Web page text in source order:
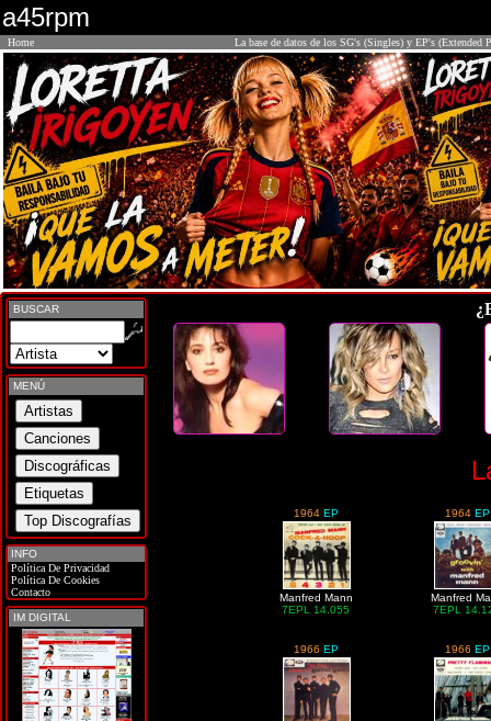
a45rpm
Home La base de datos de los SG's (Singles) y EP's (Extended
BUSCAR
MENÚ
INFO
Política De Privacidad
Política De Cookies
Contacto
IM DIGITAL
1964 EP
Manfred Mann
7EPL 14.055
1964 EP
Manfred
7EPL
1966 EP 1966 EP